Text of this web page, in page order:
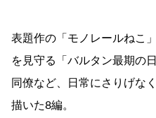
表題作の「モノレールねこ
を見守る「バルタン最期の
同僚など、日常にさりげな
描いた8編。